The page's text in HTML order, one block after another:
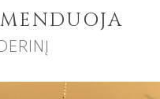
MONDRI juvelyrikos